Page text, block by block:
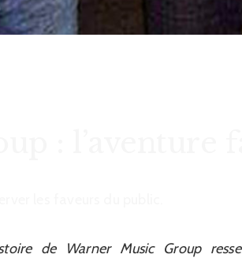
de Warner Music Group